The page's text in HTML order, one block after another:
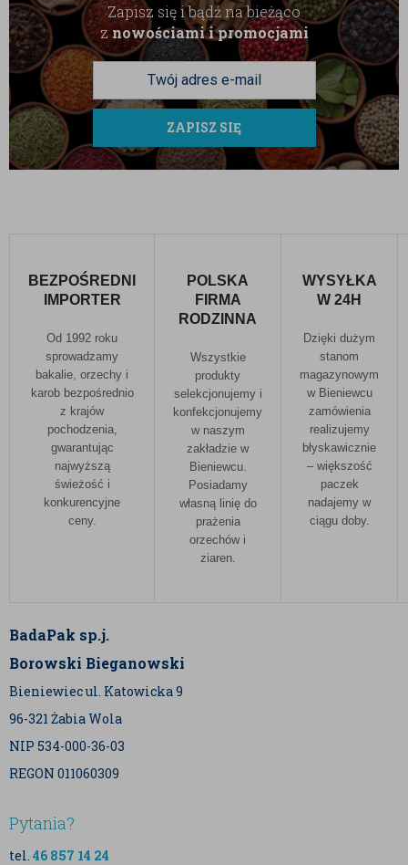
Zapisz się i bądź na bieżąco
znowościami i promocjami
ZAPISZ SIĘ
BEZPOŚREDNI
IMPORTER
Od 1992 roku
sprowadzamy
bakalie, orzechy i
karob bezpośrednio
z krajów
pochodzenia,
gwarantując
najwyższą
świeżość i
konkurencyjne
ceny.
POLSKA
FIRMA
RODZINNA
Wszystkie
produkty
selekcjonujemy i
konfekcjonujemy
w naszym
zakładzie w
Bieniewcu.
Posiadamy
własną linię do
prażenia
orzechów i
ziaren.
WYSYŁKA
W 24H
Dzięki dużym
stanom
magazynowym
w Bieniewcu
zamówienia
realizujemy
błyskawicznie
– większość
paczek
nadajemy w
ciągu doby.
BadaPak sp.j.
Borowski Bieganowski
Bieniewiec ul. Katowicka 9
96-321 Żabia Wola
NIP 534-000-36-03
REGON 011060309
Pytania?
tel. 46 857 14 24